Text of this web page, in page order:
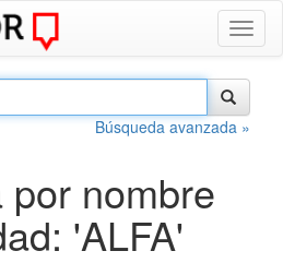
Búsqueda avanzada »
por nombre
'ALFA'